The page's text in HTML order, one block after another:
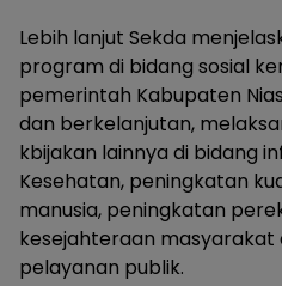
Lebih lanjut Sekda
program di bidang sosial
pemerintah Kabupaten
dan berkelanjutan,
kbijakan lainnya di bidang
Kesehatan, peningkatan
manusia, peningkatan
kesejahteraan
pelayanan publik.